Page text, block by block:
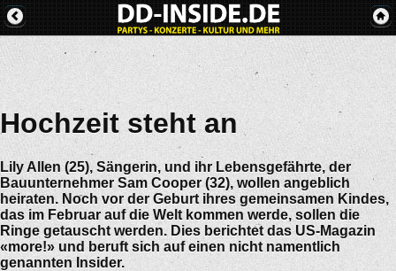
Hochzeit steht an
Lily Allen (25), Sängerin, und ihr Lebensgefährte, der
Bauunternehmer Sam Cooper (32), wollen angeblich
heiraten. Noch vor der Geburt ihres gemeinsamen Kindes,
das im Februar auf die Welt kommen werde, sollen die
Ringe getauscht werden. Dies berichtet das US-Magazin
«more!» und beruft sich auf einen nicht namentlich
genannten Insider.